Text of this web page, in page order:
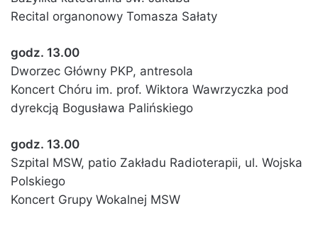
Recital organonowy Tomasza Sałaty
godz. 13.00
Dworzec Główny PKP, antresola
Koncert Chóru im. prof. Wiktora Wawrzyczka pod
dyrekcją Bogusława Palińskiego
godz. 13.00
Szpital MSW, patio Zakładu Radioterapii, ul. Wojska
Polskiego
Koncert Grupy Wokalnej MSW